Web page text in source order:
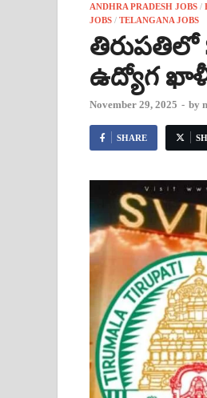
ANDHRA PRADESH JOBS /
JOBS / TELANGANA JOBS
తిరుపతిలో
ఉద్యోగ
November 29, 2025 - by
SHARE